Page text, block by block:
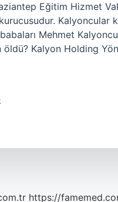
Eğitim Hizmet
Kalyoncular
Mehmet
Kalyon Holding
https://